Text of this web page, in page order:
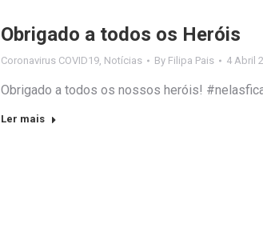
Obrigado a todos os Heróis
Coronavirus COVID19, Notícias By Filipa Pais 4 Abril
Obrigado a todos os nossos heróis!
Ler mais